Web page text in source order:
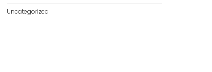
Uncategorized